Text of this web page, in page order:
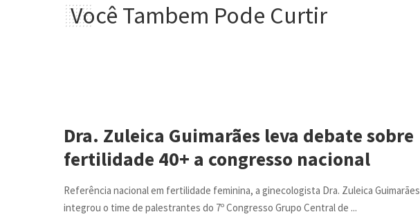
Você Tambem Pode Curtir
Dra. Zuleica Guimarães leva debate sobre
fertilidade 40+ a congresso nacional
Referência nacional em fertilidade feminina, a ginecologista Dra. Zuleica Guimarães
integrou o time de palestrantes do 7º Congresso Grupo Central de ...